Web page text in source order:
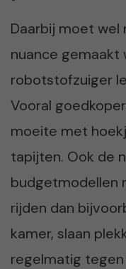
Daarbij moet wel
nuance gemaakt
robotstofzuiger
Vooral
moeite met
tapijten. Ook de
budgetmodellen
rijden dan
kamer, slaan
regelmatig tegen